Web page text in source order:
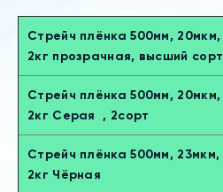
Стрейч плёнка 500мм, 20мкм,
2кг прозрачная, высший сорт
Стрейч плёнка 500мм, 20мкм,
2кг Серая , 2сорт
Стрейч плёнка 500мм, 23мкм,
2кг Чёрная